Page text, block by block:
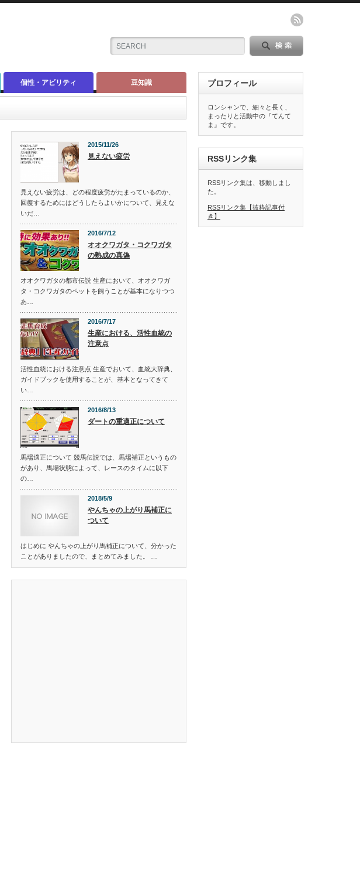
個性・アビリティ 豆知識
2015/11/26
見えない疲労
見えない疲労は、どの程度疲労がたまっているのか、
回復するためにはどうしたらよいかについて、見えな
いだ…
2016/7/12
オオクワガタ・コクワガタ
の熟成の真偽
オオクワガタの都市伝説 生産において、オオクワガ
タ・コクワガタのペットを飼うことが基本になりつつ
あ…
2016/7/17
生産における、活性血統の
注意点
活性血統における注意点 生産でおいて、血統大辞典、
ガイドブックを使用することが、基本となってきて
い…
2016/8/13
ダートの重適正について
馬場適正について 競馬伝説では、馬場補正というもの
があり、馬場状態によって、レースのタイムに以下
の…
2018/5/9
やんちゃの上がり馬補正に
ついて
はじめに やんちゃの上がり馬補正について、分かった
ことがありましたので、まとめてみました。 …
プロフィール
ロンシャンで、細々と長く、
まったりと活動中の『てんて
ま』です。
RSSリンク集
RSSリンク集は、移動しまし
た。
RSSリンク集【抜粋記事付
き】